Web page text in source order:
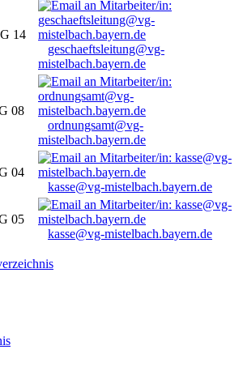
14
geschaeftsleitung@vg-
mistelbach.bayern.de
08
ordnungsamt@vg-
mistelbach.bayern.de
04
kasse@vg-mistelbach.bayern.de
05
kasse@vg-mistelbach.bayern.de